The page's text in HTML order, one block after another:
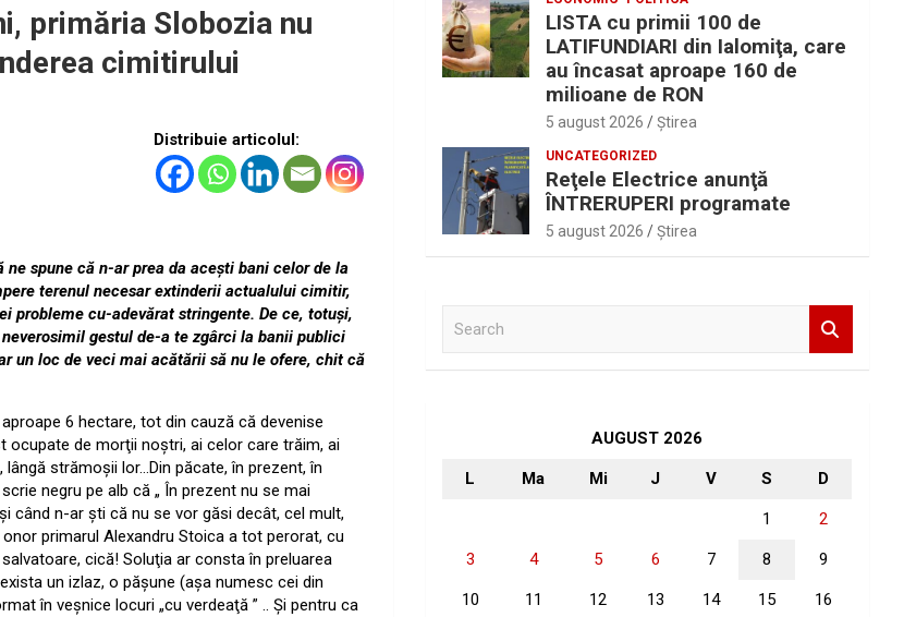
primăria Slobozia nu
cimitirului
Distribuie articolul:
ne spune că n-ar prea da aceşti bani celor de la
terenul necesar extinderii actualului cimitir,
probleme cu-adevărat stringente. De ce, totuşi,
gestul de-a te zgârci la banii publici
un loc de veci mai acătării să nu le ofere, chit că
6 hectare, tot din cauză că devenise
ocupate de morţii noştri, ai celor care trăim, ai
strămoşii lor…Din păcate, în prezent, în
negru pe alb că „ În prezent nu se mai
când n-ar şti că nu se vor găsi decât, cel mult,
primarul Alexandru Stoica a tot perorat, cu
cică! Soluţia ar consta în preluarea
un izlaz, o păşune (aşa numesc cei din
în veşnice locuri „cu verdeaţă ” .. Şi pentru ca
LISTA cu primii 100 de
LATIFUNDIARI din Ialomiţa, care
au încasat aproape 160 de
milioane de RON
5 august 2026 Ştirea
UNCATEGORIZED
Reţele Electrice anunţă
ÎNTRERUPERI programate
5 august 2026 Ştirea
AUGUST 2026
L Ma Mi J V S D
1 2
3 4 5 6 7 8 9
10 11 12 13 14 15 16